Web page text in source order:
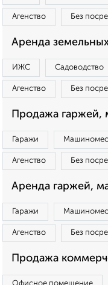
Агенство Без
Аренда
ИЖС Садоводство
Агенство Без
Продажа гаржей,
Гаражи
Агенство Без
Аренда гаржей,
Гаражи
Агенство Без
Продажа